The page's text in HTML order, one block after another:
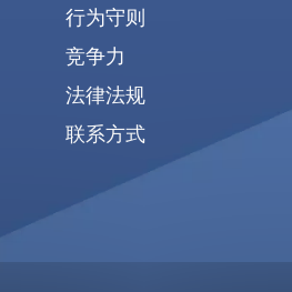
行为守则
竞争力
法律法规
联系方式